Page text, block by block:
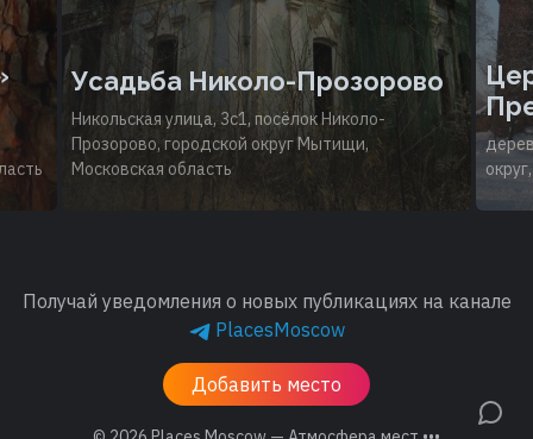
Усадьба Николо-Прозорово
Никольская улица, 3с1, посёлок Николо-
Прозорово, городской округ Мытищи,
Московская область
Получай уведомления о новых публикациях на канале
PlacesMoscow
Добавить место